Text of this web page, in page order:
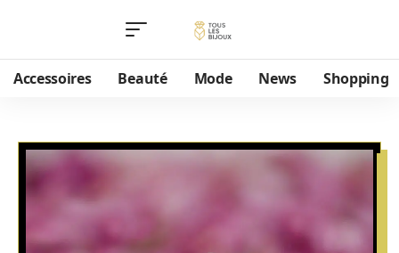
Accessoires Beauté Mode News Shopping